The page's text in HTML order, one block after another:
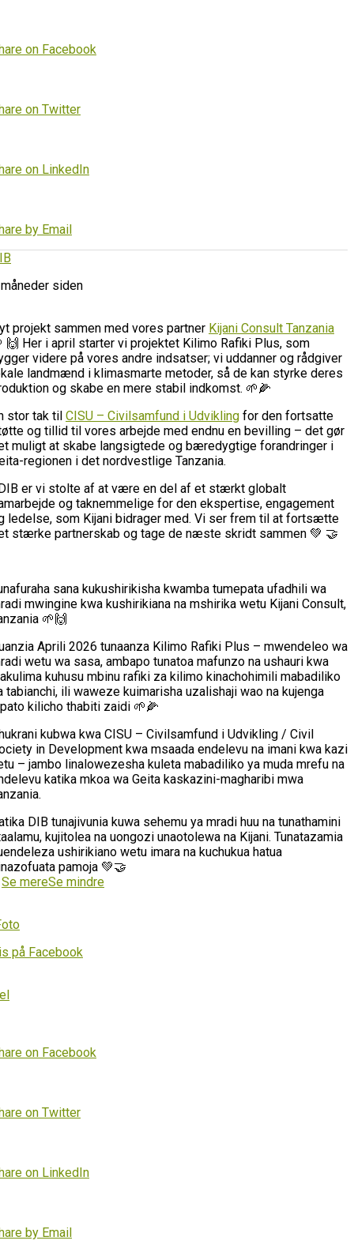
on Facebook
on Twitter
on LinkedIn
by Email
siden
projekt sammen med vores partner Kijani Consult Tanzania
🙌 Her i april starter vi projektet Kilimo Rafiki Plus, som
videre på vores andre indsatser; vi uddanner og rådgiver
landmænd i klimasmarte metoder, så de kan styrke deres
og skabe en mere stabil indkomst. 🌱🌽
stor tak til CISU – Civilsamfund i Udvikling for den fortsatte
og tillid til vores arbejde med endnu en bevilling – det gør
muligt at skabe langsigtede og bæredygtige forandringer i
regionen i det nordvestlige Tanzania.
er vi stolte af at være en del af et stærkt globalt
og taknemmelige for den ekspertise, engagement
ledelse, som Kijani bidrager med. Vi ser frem til at fortsætte
stærke partnerskab og tage de næste skridt sammen 💚 🤝
sana kukushirikisha kwamba tumepata ufadhili wa
mwingine kwa kushirikiana na mshirika wetu Kijani Consult,
🌱🙌
Aprili 2026 tunaanza Kilimo Rafiki Plus – mwendeleo wa
wetu wa sasa, ambapo tunatoa mafunzo na ushauri kwa
kuhusu mbinu rafiki za kilimo kinachohimili mabadiliko
tabianchi, ili waweze kuimarisha uzalishaji wao na kujenga
kilicho thabiti zaidi 🌱🌽
kubwa kwa CISU – Civilsamfund i Udvikling / Civil
in Development kwa msaada endelevu na imani kwa kazi
– jambo linalowezesha kuleta mabadiliko ya muda mrefu na
katika mkoa wa Geita kaskazini-magharibi mwa
DIB tunajivunia kuwa sehemu ya mradi huu na tunathamini
kujitolea na uongozi unaotolewa na Kijani. Tunatazamia
ushirikiano wetu imara na kuchukua hatua
pamoja 💚🤝
Se mereSe mindre
på Facebook
on Facebook
on Twitter
on LinkedIn
by Email